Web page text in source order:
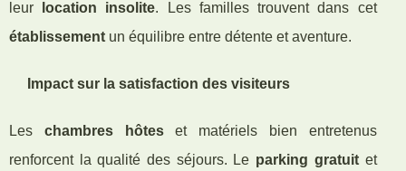
leur
location insolite. Les familles trouvent dans cet
établissement un équilibre entre détente et aventure.
Impact sur la satisfaction des visiteurs
Les chambres hôteset matériels bien entretenus
renforcent la qualité des séjours. Le parking gratuitet